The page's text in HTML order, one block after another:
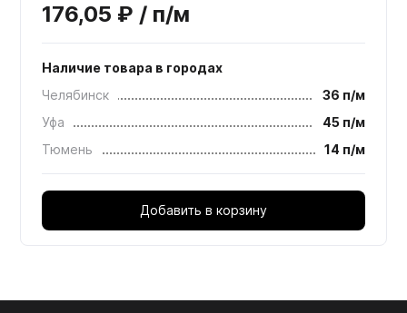
176,05 ₽ / п/м
Наличие товара в городах
Челябинск
36 п/м
Уфа
45 п/м
Тюмень
14 п/м
Добавить в корзину